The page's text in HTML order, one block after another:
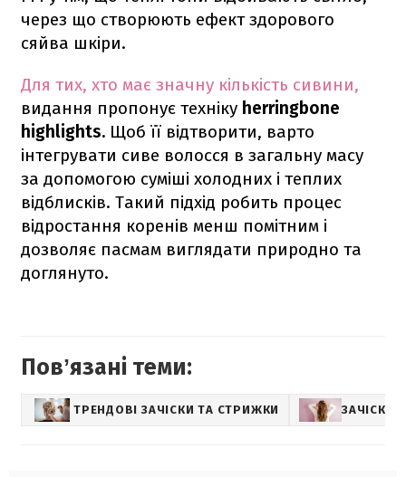
через що створюють ефект здорового
сяйва шкіри.
Для тих, хто має значну кількість сивини,
видання пропонує техніку herringbone
highlights. Щоб її відтворити, варто
інтегрувати сиве волосся в загальну масу
за допомогою суміші холодних і теплих
відблисків. Такий підхід робить процес
відростання коренів менш помітним і
дозволяє пасмам виглядати природно та
доглянуто.
Повʼязані теми:
ТРЕНДОВІ ЗАЧІСКИ ТА СТРИЖКИ ЗАЧІСКИ